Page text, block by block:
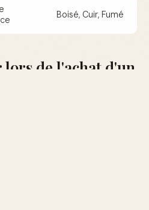
Boisé, Cuir, Fumé
de l'achat d'un